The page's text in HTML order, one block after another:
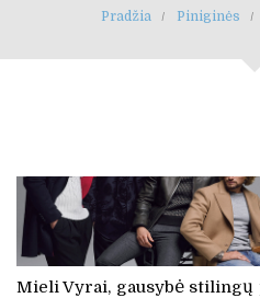
Pradžia Piniginės
Mieli Vyrai, gausybė